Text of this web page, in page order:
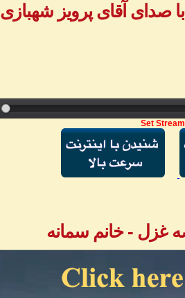
صدای آقای پرویز شهبازی
Set
غزل - خانم سمانه